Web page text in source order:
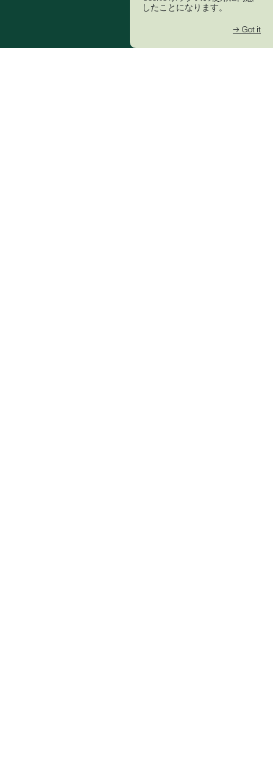
したことになります。
→ Got it